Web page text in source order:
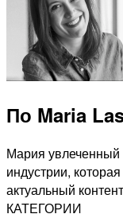
По Maria
Мария увлеченный
индустрии,
актуальный
КАТЕГОРИИ